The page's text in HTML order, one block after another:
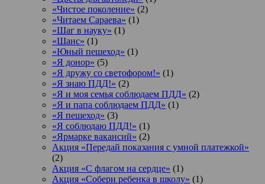
«Чистое поколение» (2)
«Читаем Сараева» (1)
«Шаг в науку» (1)
«Шанс» (1)
«Юный пешеход» (1)
«Я донор» (5)
«Я дружу со светофором!» (1)
«Я знаю ПДД!» (2)
«Я и моя семья соблюдаем ПДД» (2)
«Я и папа соблюдаем ПДД» (1)
«Я пешеход» (3)
«Я соблюдаю ПДД!» (1)
«Ярмарке вакансий» (2)
Акция «Передай показания с умной платежкой»
(2)
Акция «С флагом на сердце» (1)
Акция «Собери ребенка в школу» (1)